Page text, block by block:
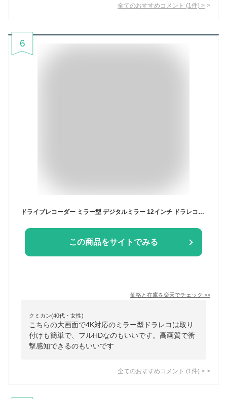
全てのおすすめコメント (1 件) >
6
ドライブレコーダー ミラー型 デジタルミラー 12インチ ドラレコミラー型 ドラレコ 前後 4K 大画面 タッチパネル フルHD 高画質 前後同時録画 リアカメラ 常時録画 Gセンサー 駐車監視 WDR 衝撃感知 ループ 日本車仕様
この商品をサイトでみる
価格と在庫を楽天でチェック >>
クミカン(40代・女性)
こちらの大画面で4K対応のミラー型ドラレコは取り
付けも簡単で、フルHDなのもいいです。高画質で衝
撃感知できるのもいいです
全てのおすすめコメント (1 件) >